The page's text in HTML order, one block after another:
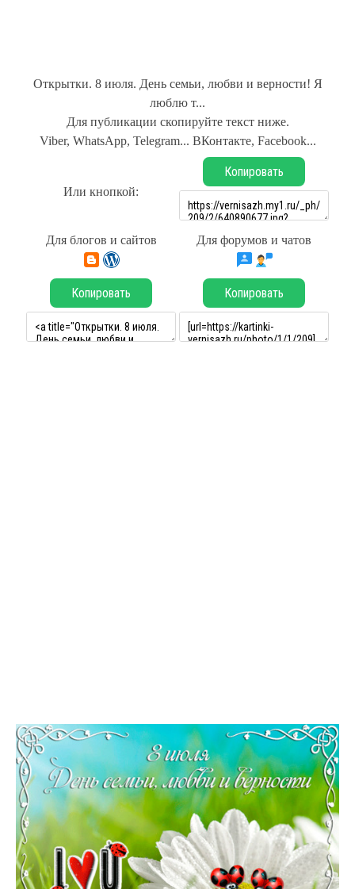
Открытки. 8 июля. День семьи, любви и верности! Я
люблю т...
Для публикации скопируйте текст ниже.
Viber, WhatsApp, Telegram... ВКонтакте, Facebook...
Или кнопкой:
Копировать
Для блогов и сайтов Для форумов и чатов
Копировать Копировать